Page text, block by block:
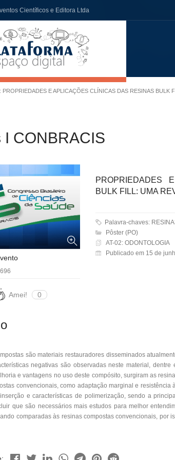
Científicos e Editora Ltda
PROPRIEDADES E APLICAÇÕES CLÍNICAS DAS RESINAS BULK
I CONBRACIS
Amei! 0
PROPRIEDADES
BULK FILL: UMA
Palavra-chaves:
Pôster (PO)
AT-02: ODONTOLOGIA
Publicado em 15 de
são materiais restauradores disseminados
negativas são observadas neste material,
e vantagens no uso deste compósito, surgiram as
convencionais, como adaptação marginal e
e características de polimerização, sendo a
que são necessários mais estudos para melhor
comparadas às resinas compostas convencionais, por